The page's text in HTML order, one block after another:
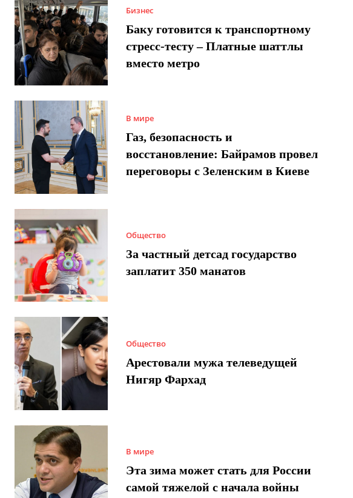
Бизнес
Баку готовится к транспортному
стресс-тесту – Платные шаттлы
вместо метро
В мире
Газ, безопасность и
восстановление: Байрамов провел
переговоры с Зеленским в Киеве
Общество
За частный детсад государство
заплатит 350 манатов
Общество
Арестовали мужа телеведущей
Нигяр Фархад
В мире
Эта зима может стать для России
самой тяжелой с начала войны